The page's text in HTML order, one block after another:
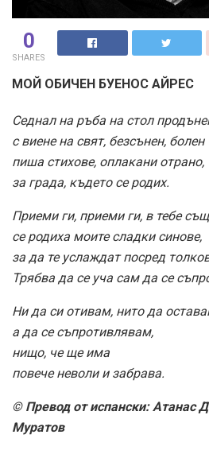
0
SHARES
МОЙ ОБИЧЕН БУЕНОС АЙРЕС
Седнал на ръба на стол
с виене на свят, безсънен, болен
пиша стихове, оплакани отрано,
за града, където се родих.
Приеми ги, приеми ги, в тебе
се родиха моите сладки синове,
за да те услаждат посред
Трябва да се уча сам да се
Ни да си отивам, нито да
а да се съпротивлявам,
нищо, че ще има
повече неволи и забрава.
© Превод от испански: Атанас
Муратов